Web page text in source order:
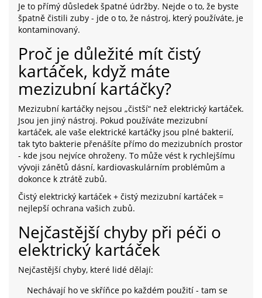
Je to přímý důsledek špatné údržby. Nejde o to, že byste
špatně čistili zuby - jde o to, že nástroj, který používáte, je
kontaminovaný.
Proč je důležité mít čistý
kartáček, když máte
mezizubní kartáčky?
Mezizubní kartáčky nejsou „čistší“ než elektrický kartáček.
Jsou jen jiný nástroj. Pokud používáte mezizubní
kartáček, ale vaše elektrické kartáčky jsou plné bakterií,
tak tyto bakterie přenášíte přímo do mezizubních prostor
- kde jsou nejvíce ohroženy. To může vést k rychlejšímu
vývoji zánětů dásní, kardiovaskulárním problémům a
dokonce k ztrátě zubů.
Čistý elektrický kartáček + čistý mezizubní kartáček =
nejlepší ochrana vašich zubů.
Nejčastější chyby při péči o
elektrický kartáček
Nejčastější chyby, které lidé dělají:
Nechávají ho ve skříňce po každém použití - tam se